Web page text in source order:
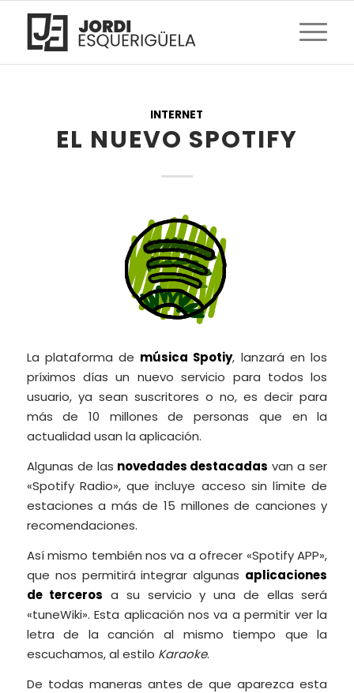
INTERNET
EL NUEVO SPOTIFY
La plataforma de música Spotiy, lanzará en los
príximos días un nuevo servicio para todos los
usuario, ya sean suscritores o no, es decir para
más de 10 millones de personas que en la
actualidad usan la aplicación.
Algunas de las novedades destacadas van a ser
«Spotify Radio», que incluye acceso sin límite de
estaciones a más de 15 millones de canciones y
recomendaciones.
Así mismo tembién nos va a ofrecer «Spotify APP»,
que nos permitirá integrar algunas aplicaciones
de terceros a su servicio y una de ellas será
«tuneWiki». Esta aplicación nos va a permitir ver la
letra de la canción al mismo tiempo que la
escuchamos, al estilo Karaoke.
De todas maneras antes de que aparezca esta